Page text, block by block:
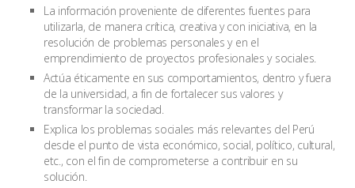
La información proveniente de diferentes fuentes para
utilizarla, de manera crítica, creativa y con iniciativa, en la
resolución de problemas personales y en el
emprendimiento de proyectos profesionales y sociales.
Actúa éticamente en sus comportamientos, dentro y fuera
de la universidad, a fin de fortalecer sus valores y
transformar la sociedad.
Explica los problemas sociales más relevantes del Perú
desde el punto de vista económico, social, político, cultural,
etc., con el fin de comprometerse a contribuir en su
solución.